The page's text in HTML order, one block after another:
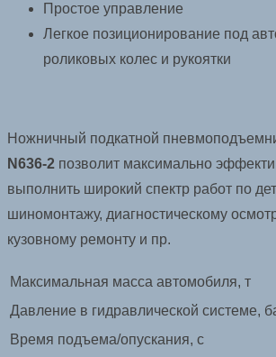
Простое управление
Легкое позиционирование под
роликовых колес и рукоятки
Ножничный подкатной
N636-2 позволит максимально
выполнить широкий спектр работ по
шиномонтажу, диагностическому
кузовному ремонту и пр.
Максимальная масса автомобиля, т
Давление в гидравлической системе,
Время подъема/опускания, с